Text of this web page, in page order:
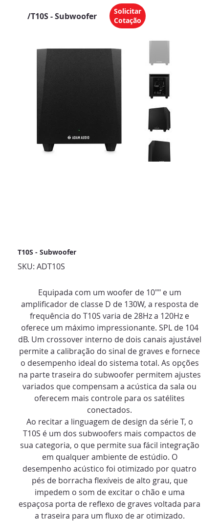
/T10S - Subwoofer
T10S - Subwoofer
SKU:
SKU
ADT10S
ADT10S
Equipada com um woofer de 10"" e um
amplificador de classe D de 130W, a resposta de
frequência do T10S varia de 28Hz a 120Hz e
oferece um máximo impressionante. SPL de 104
dB. Um crossover interno de dois canais ajustável
permite a calibração do sinal de graves e fornece
o desempenho ideal do sistema total. As opções
na parte traseira do subwoofer permitem ajustes
variados que compensam a acústica da sala ou
oferecem mais controle para os satélites
conectados.
Ao recitar a linguagem de design da série T, o
T10S é um dos subwoofers mais compactos de
sua categoria, o que permite sua fácil integração
em qualquer ambiente de estúdio. O
desempenho acústico foi otimizado por quatro
pés de borracha flexíveis de alto grau, que
impedem o som de excitar o chão e uma
espaçosa porta de reflexo de graves voltada para
a traseira para um fluxo de ar otimizado.
Solicitar
Cotação